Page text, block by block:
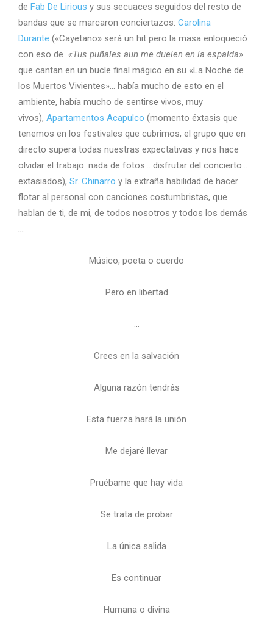
de Fab De Lirious y sus secuaces seguidos del resto de
bandas que se marcaron conciertazos: Carolina
Durante («Cayetano» será un hit pero la masa enloqueció
con eso de «Tus puñales aun me duelen en la espalda»
que cantan en un bucle final mágico en su «La Noche de
los Muertos Vivientes»… había mucho de esto en el
ambiente, había mucho de sentirse vivos, muy
vivos), Apartamentos Acapulco (momento éxtasis que
tenemos en los festivales que cubrimos, el grupo que en
directo supera todas nuestras expectativas y nos hace
olvidar el trabajo: nada de fotos… disfrutar del concierto…
extasiados), Sr. Chinarro y la extraña habilidad de hacer
flotar al personal con canciones costumbristas, que
hablan de ti, de mi, de todos nosotros y todos los demás
…
Músico, poeta o cuerdo
Pero en libertad
…
Crees en la salvación
Alguna razón tendrás
Esta fuerza hará la unión
Me dejaré llevar
Pruébame que hay vida
Se trata de probar
La única salida
Es continuar
Humana o divina